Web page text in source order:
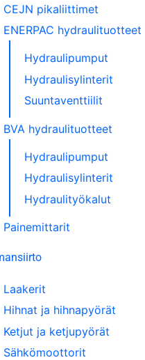
CEJN pikaliittimet
ENERPAC hydraulituotteet
Hydraulipumput
Hydraulisylinterit
Suuntaventtiilit
BVA hydraulituotteet
Hydraulipumput
Hydraulisylinterit
Hydraulityökalut
Painemittarit
Laakerit
Hihnat ja hihnapyörät
Ketjut ja ketjupyörät
Sähkömoottorit